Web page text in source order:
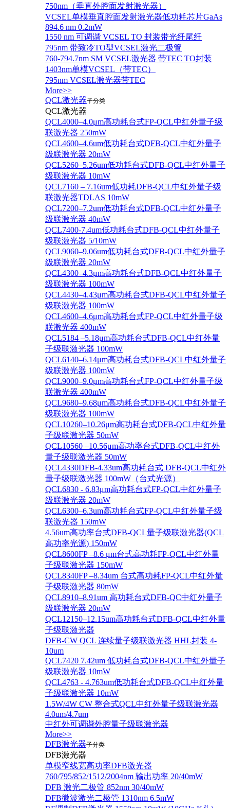
750nm（垂直外腔面发射激光器）
VCSEL单模垂直腔面发射激光器低功耗芯片GaAs
894.6 nm 0.2mW
1550 nm 可调谐 VCSEL TO 封装带光纤尾纤
795nm 带致冷TO型VCSEL激光二极管
760-794.7nm SM VCSEL激光器 带TEC TO封装
1403nm单模VCSEL（带TEC）
795nm VCSEL激光器带TEC
More>>
QCL激光器子分类
QCL激光器
QCL4000–4.0μm高功耗台式FP-QCL中红外量子级
联激光器 250mW
QCL4600–4.6um低功耗台式DFB-QCL中红外量子
级联激光器 20mW
QCL5260–5.26um低功耗台式DFB-QCL中红外量子
级联激光器 10mW
QCL7160 – 7.16um低功耗DFB-QCL中红外量子级
联激光器TDLAS 10mW
QCL7200–7.2um低功耗台式DFB-QCL中红外量子
级联激光器 40mW
QCL7400-7.4um低功耗台式DFB-QCL中红外量子
级联激光器 5/10mW
QCL9060–9.06um低功耗台式DFB-QCL中红外量子
级联激光器 20mW
QCL4300–4.3μm高功耗台式DFB-QCL中红外量子
级联激光器 100mW
QCL4430–4.43μm高功耗台式DFB-QCL中红外量子
级联激光器 100mW
QCL4600–4.6μm高功耗台式FP-QCL中红外量子级
联激光器 400mW
QCL5184 –5.18μm高功耗台式DFB-QCL中红外量
子级联激光器 100mW
QCL6140–6.14μm高功耗台式DFB-QCL中红外量子
级联激光器 100mW
QCL9000–9.0μm高功耗台式FP-QCL中红外量子级
联激光器 400mW
QCL9680–9.68μm高功耗台式DFB-QCL中红外量子
级联激光器 100mW
QCL10260–10.26μm高功耗台式DFB-QCL中红外量
子级联激光器 50mW
QCL10560 –10.56μm高功率台式DFB-QCL中红外
量子级联激光器 50mW
QCL4330DFB-4.33um高功耗台式 DFB-QCL中红外
量子级联激光器 100mW（台式光源）
QCL6830 - 6.83μm高功耗台式FP-QCL中红外量子
级联激光器 20mW
QCL6300–6.3um高功耗台式FP-QCL中红外量子级
联激光器 150mW
4.56um高功率台式DFB-QCL量子级联激光器(QCL
高功率光源) 150mW
QCL8600FP –8.6 μm台式高功耗FP-QCL中红外量
子级联激光器 150mW
QCL8340FP –8.34um 台式高功耗FP-QCL中红外量
子级联激光器 80mW
QCL8910–8.91um 高功耗台式DFB-QC中红外量子
级联激光器 20mW
QCL12150–12.15um高功耗台式DFB-QCL中红外量
子级联激光器
DFB-CW QCL 连续量子级联激光器 HHL封装 4-
10um
QCL7420 7.42um 低功耗台式DFB-QCL中红外量子
级联激光器 10mW
QCL4763 - 4.763um低功耗台式DFB-QCL中红外量
子级联激光器 10mW
1.5W/4W CW 整合式QCL中红外量子级联激光器
4.0um/4.7um
中红外可调谐外腔量子级联激光器
More>>
DFB激光器子分类
DFB激光器
单模窄线宽高功率DFB激光器
760/795/852/1512/2004nm 输出功率 20/40mW
DFB 激光二极管 852nm 30/40mW
DFB微波激光二极管 1310nm 6.5mW